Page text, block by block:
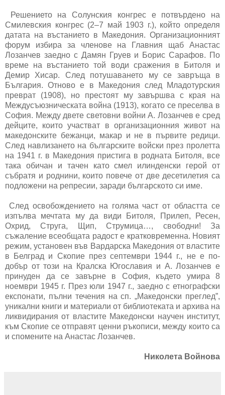
Решението на Солунския конгрес е потвърдено на
Смилевския конгрес (2–7 май 1903 г.), който определя
датата на въстанието в Македония. Организационният
форум избира за членове на Главния щаб Анастас
Лозанчев заедно с Дамян Груев и Борис Сарафов. По
време на въстанието той води сражения в Битоля и
Демир Хисар. След потушаването му се завръща в
България. Отново е в Македония след Младотурския
преврат (1908), но престоят му завършва с края на
Междусъюзническата война (1913), когато се преселва в
София. Между двете световни войни А. Лозанчев е сред
дейците, които участват в организационния живот на
македонските бежанци, макар и не в първите редици.
След навлизането на българските войски през пролетта
на 1941 г. в Македония пристига в родната Битоля, все
така обичан и тачен като смел илинденски герой от
събратя и роднини, които повече от две десетилетия са
подложени на репресии, заради българското си име.
След освобождението на голяма част от областта се
изпълва мечтата му да види Битоля, Прилеп, Ресен,
Охрид, Струга, Щип, Струмица…, свободни! За
съжаление всеобщата радост е кратковременна. Новият
режим, установен във Вардарска Македония от властите
в Белград и Скопие през септември 1944 г., не е по-
добър от този на Кралска Югославия и А. Лозанчев е
принуден да се завърне в София, където умира 8
ноември 1945 г. През юли 1947 г., заедно с етнографски
експонати, пълни течения на сп. „Македонски преглед”,
уникални книги и материали от библиотеката и архива на
ликвидирания от властите Македонски научен институт,
към Скопие се отправят ценни ръкописи, между които са
и спомените на Анастас Лозанчев.
Николета Войнова